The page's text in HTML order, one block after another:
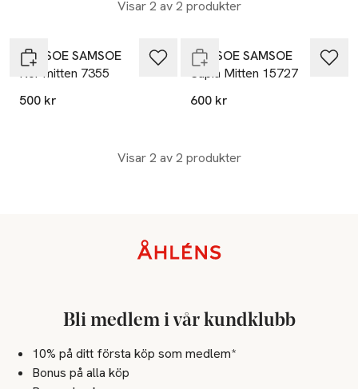
Visar 2 av 2 produkter
SAMSOE SAMSOE
Nor mitten 7355
500 kr
SAMSOE SAMSOE
Sapia Mitten 15727
600 kr
Visar 2 av 2 produkter
Bli medlem i vår kundklubb
10% på ditt första köp som medlem*
Bonus på alla köp